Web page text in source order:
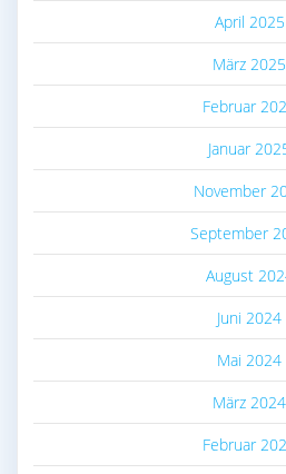
April 2025
März 2025
Februar
Januar
November
September
August
Juni 2024
Mai 2024
März 2024
Februar